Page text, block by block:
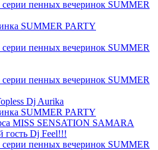
пенных вечеринок SUMMER
SUMMER PARTY
пенных вечеринок SUMMER
пенных вечеринок SUMMER
Dj Aurika
SUMMER PARTY
MISS SENSATION SAMARA
гость Dj Feel!!!
пенных вечеринок SUMMER